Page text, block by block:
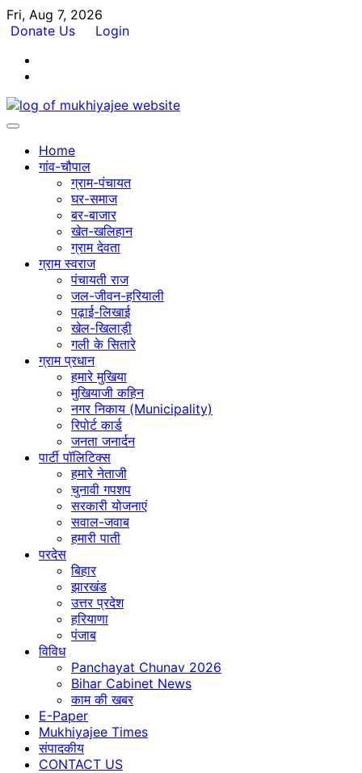
Skip
to
Fri, Aug 7, 2026
Donate Us
Login
Home
गांव-चौपाल
ग्राम-पंचायत
घर-समाज
बर-बाजार
खेत-खलिहान
ग्राम देवता
ग्राम स्वराज
पंचायती राज
जल-जीवन-हरियाली
पढ़ाई-लिखाई
खेल-खिलाड़ी
गली के सितारे
ग्राम प्रधान
हमारे मुखिया
मुखियाजी कहिन
नगर निकाय (Municipality)
रिपोर्ट कार्ड
जनता जनार्दन
पार्टी पॉलिटिक्स
हमारे नेताजी
चुनावी गपशप
सरकारी योजनाएं
सवाल-जवाब
हमारी पाती
परदेस
बिहार
झारखंड
उत्तर प्रदेश
हरियाणा
पंजाब
विविध
Panchayat Chunav 2026
Bihar Cabinet News
काम की खबर
E-Paper
Mukhiyajee Times
संपादकीय
CONTACT US